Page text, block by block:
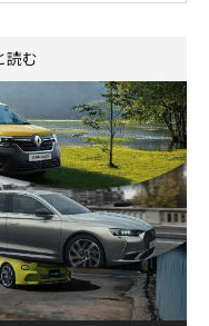
読む